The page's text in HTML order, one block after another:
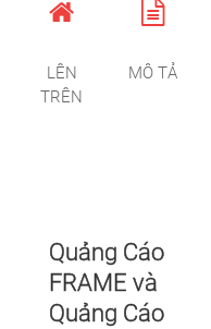
LÊN
TRÊN
MÔ TẢ
Quảng Cáo
FRAME và
Quảng Cáo